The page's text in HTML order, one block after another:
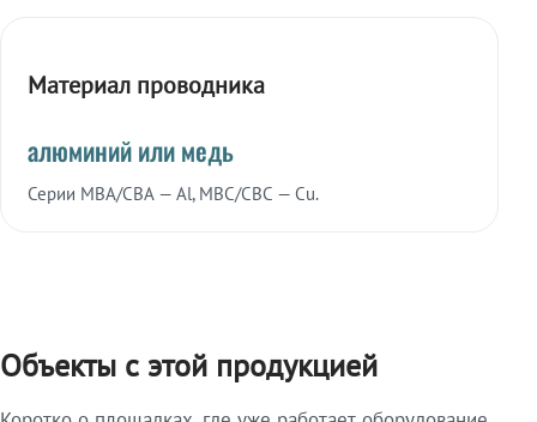
Материал проводника
алюминий или медь
Серии МВА/СВА — Al, МВС/СВС — Cu.
Объекты с этой продукцией